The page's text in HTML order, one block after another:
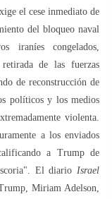
el cese inmediato de
del bloqueo naval
iraníes congelados,
de las fuerzas
de reconstrucción de
políticos y los medios
violenta.
a los enviados
a Trump de
El diario Israel
Miriam Adelson,